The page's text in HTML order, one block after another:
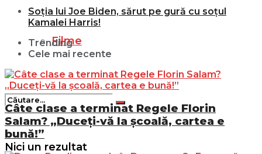
Filme
Nici un rezultat
Soția lui Joe Biden, sărut pe gură cu soțul
Kamalei Harris!
Trending
Cele mai recente
Câte clase a terminat Regele Florin
Salam? „Duceți-vă la școală, cartea e
bună!”